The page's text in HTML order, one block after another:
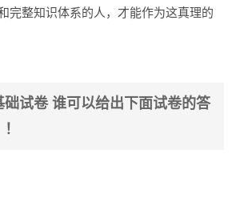
完整知识体系的人，才能作为这真理的
础试卷 谁可以给出下面试卷的答